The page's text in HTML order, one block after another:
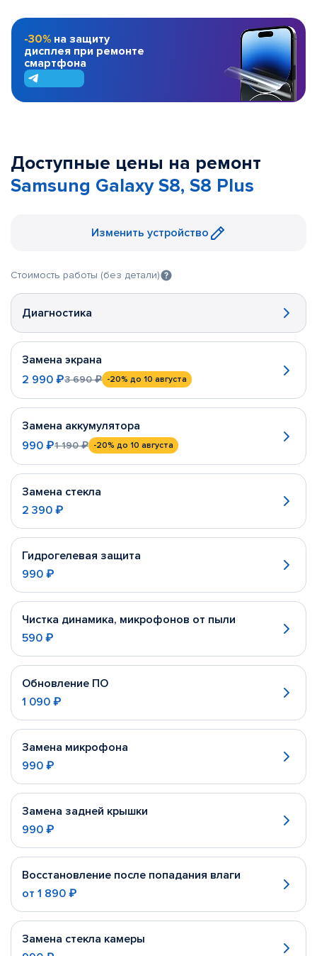
-30% на защиту
дисплея при ремонте
смартфона
Доступные цены на ремонт
Samsung Galaxy S8, S8 Plus
Изменить устройство
Стоимость работы (без детали)
Диагностика
Замена экрана
2 990 ₽3 690 ₽ -20% до 10 августа
Замена аккумулятора
990 ₽1 190 ₽ -20% до 10 августа
Замена стекла
2 390 ₽
Гидрогелевая защита
990 ₽
Чистка динамика, микрофонов от пыли
590 ₽
Обновление ПО
1 090 ₽
Замена микрофона
990 ₽
Замена задней крышки
990 ₽
Восстановление после попадания влаги
от 1 890 ₽
Замена стекла камеры